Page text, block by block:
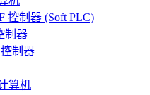
控制器 (Soft PLC)
制器
制器
算机